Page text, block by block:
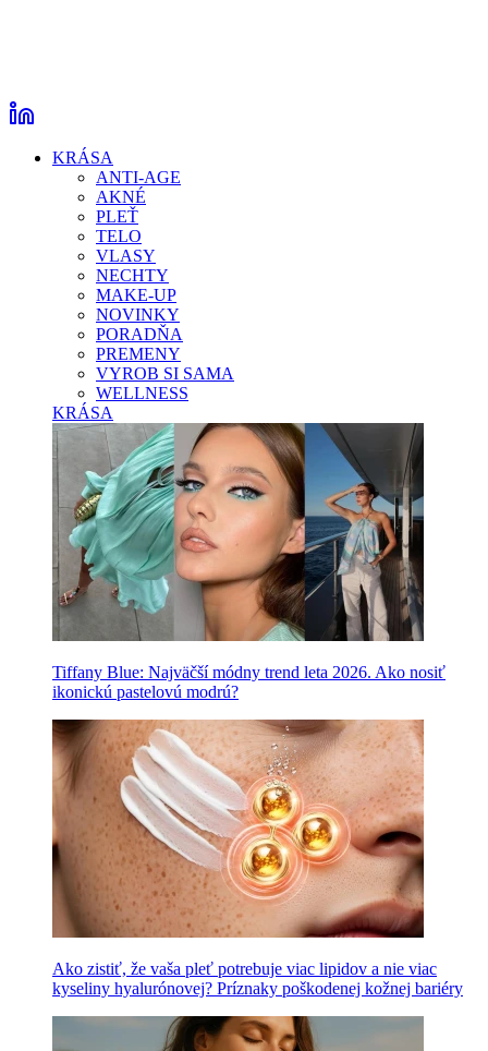
KRÁSA
ANTI-AGE
AKNÉ
PLEŤ
TELO
VLASY
NECHTY
MAKE-UP
NOVINKY
PORADŇA
PREMENY
VYROB SI SAMA
WELLNESS
KRÁSA
Tiffany Blue: Najväčší módny trend leta 2026. Ako nosiť
ikonickú pastelovú modrú?
Ako zistiť, že vaša pleť potrebuje viac lipidov a nie viac
kyseliny hyalurónovej? Príznaky poškodenej kožnej bariéry